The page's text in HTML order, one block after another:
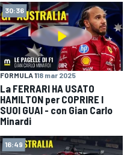
30:36
FORMULA 118 mar 2025
La FERRARI HA USATO
HAMILTON per COPRIRE I
SUOI GUAI - con Gian Carlo
Minardi
16:49